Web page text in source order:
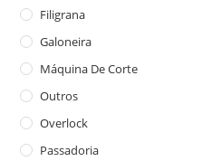
Filigrana
Galoneira
Máquina De Corte
Outros
Overlock
Passadoria